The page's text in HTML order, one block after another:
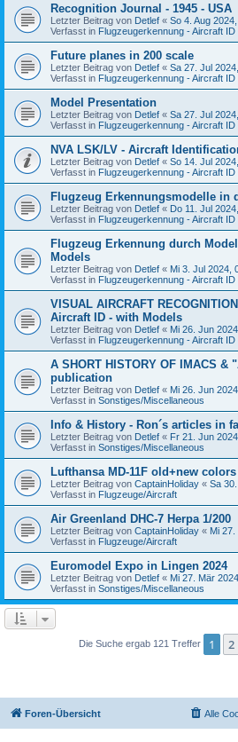
Recognition Journal - 1945 - USA
Letzter Beitrag von Detlef « So 4. Aug
Verfasst in Flugzeugerkennung - Aircraft ID
Future planes in 200 scale
Letzter Beitrag von Detlef « Sa 27. Jul
Verfasst in Flugzeugerkennung - Aircraft ID
Model Presentation
Letzter Beitrag von Detlef « Sa 27. Jul
Verfasst in Flugzeugerkennung - Aircraft ID
NVA LSK/LV - Aircraft
Letzter Beitrag von Detlef « So 14. Jul
Verfasst in Flugzeugerkennung - Aircraft ID
Flugzeug Erkennungsmodelle in
Letzter Beitrag von Detlef « Do 11. Jul
Verfasst in Flugzeugerkennung - Aircraft ID
Flugzeug Erkennung durch
Models
Letzter Beitrag von Detlef « Mi 3. Jul 2024,
Verfasst in Flugzeugerkennung - Aircraft ID
VISUAL AIRCRAFT
Aircraft ID - with Models
Letzter Beitrag von Detlef « Mi 26. Jun
Verfasst in Flugzeugerkennung - Aircraft ID
A SHORT HISTORY OF IMACS
publication
Letzter Beitrag von Detlef « Mi 26. Jun
Verfasst in Sonstiges/Miscellaneous
Info & History - Ron´s articles in
Letzter Beitrag von Detlef « Fr 21. Jun
Verfasst in Sonstiges/Miscellaneous
Lufthansa MD-11F old+new
Letzter Beitrag von CaptainHoliday « Sa
Verfasst in Flugzeuge/Aircraft
Air Greenland DHC-7 Herpa 1/200
Letzter Beitrag von CaptainHoliday « Mi
Verfasst in Flugzeuge/Aircraft
Euromodel Expo in Lingen 2024
Letzter Beitrag von Detlef « Mi 27. Mär
Verfasst in Sonstiges/Miscellaneous
Die Suche ergab 121 Treffer 1 2
Foren-Übersicht Alle